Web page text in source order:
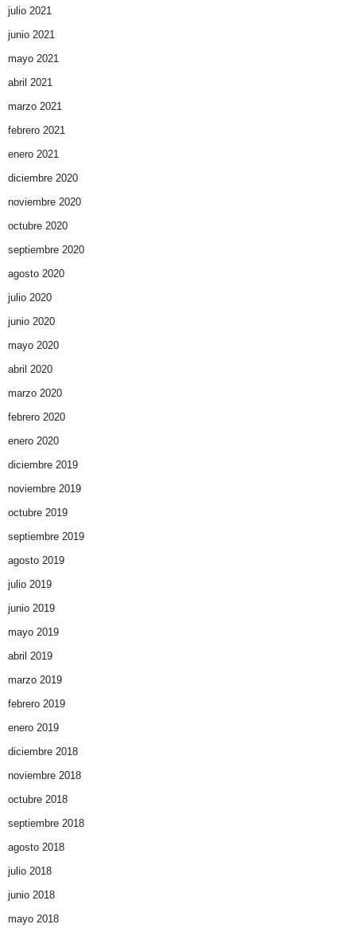
julio 2021
junio 2021
mayo 2021
abril 2021
marzo 2021
febrero 2021
enero 2021
diciembre 2020
noviembre 2020
octubre 2020
septiembre 2020
agosto 2020
julio 2020
junio 2020
mayo 2020
abril 2020
marzo 2020
febrero 2020
enero 2020
diciembre 2019
noviembre 2019
octubre 2019
septiembre 2019
agosto 2019
julio 2019
junio 2019
mayo 2019
abril 2019
marzo 2019
febrero 2019
enero 2019
diciembre 2018
noviembre 2018
octubre 2018
septiembre 2018
agosto 2018
julio 2018
junio 2018
mayo 2018